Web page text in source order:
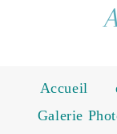
Accueil
Galerie